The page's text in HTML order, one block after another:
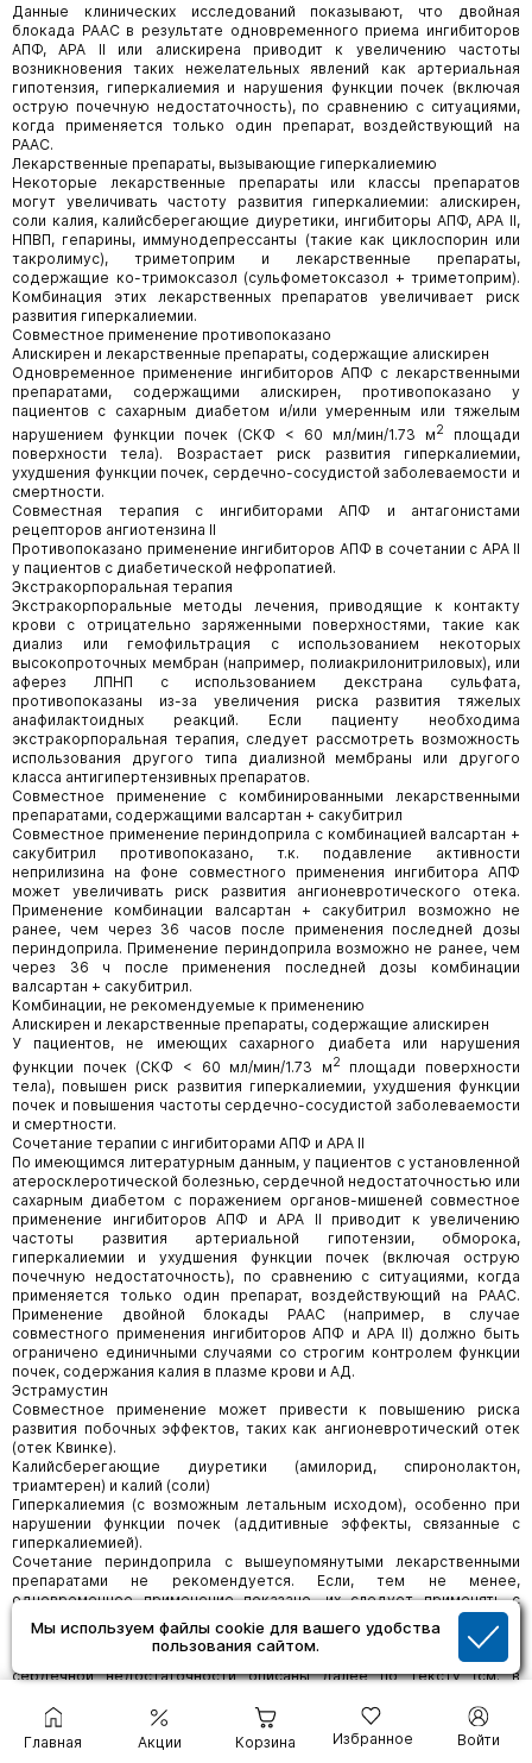
Мы используем файлы cookie для вашего удобства
пользования сайтом.
Главная Акции Корзина Избранное Войти
Данные клинических исследований показывают, что двойная
блокада РААС в результате одновременного приема ингибиторов
АПФ, АРА II или алискирена приводит к увеличению частоты
возникновения таких нежелательных явлений как артериальная
гипотензия, гиперкалиемия и нарушения функции почек (включая
острую почечную недостаточность), по сравнению с ситуациями,
когда применяется только один препарат, воздействующий на
РААС.
Лекарственные препараты, вызывающие гиперкалиемию
Некоторые лекарственные препараты или классы препаратов
могут увеличивать частоту развития гиперкалиемии: алискирен,
соли калия, калийсберегающие диуретики, ингибиторы АПФ, АРА II,
НПВП, гепарины, иммунодепрессанты (такие как циклоспорин или
такролимус), триметоприм и лекарственные препараты,
содержащие ко-тримоксазол (сульфометоксазол + триметоприм).
Комбинация этих лекарственных препаратов увеличивает риск
развития гиперкалиемии.
Совместное применение противопоказано
Алискирен и лекарственные препараты, содержащие алискирен
Одновременное применение ингибиторов АПФ с лекарственными
препаратами, содержащими алискирен, противопоказано у
пациентов с сахарным диабетом и/или умеренным или тяжелым
нарушением функции почек (СКФ < 60 мл/мин/1.73 м2
площади
поверхности тела). Возрастает риск развития гиперкалиемии,
ухудшения функции почек, сердечно-сосудистой заболеваемости и
смертности.
Совместная терапия с ингибиторами АПФ и антагонистами
рецепторов ангиотензина II
Противопоказано применение ингибиторов АПФ в сочетании с АРА II
у пациентов с диабетической нефропатией.
Экстракорпоральная терапия
Экстракорпоральные методы лечения, приводящие к контакту
крови с отрицательно заряженными поверхностями, такие как
диализ или гемофильтрация с использованием некоторых
высокопроточных мембран (например, полиакрилонитриловых), или
аферез ЛПНП с использованием декстрана сульфата,
противопоказаны из-за увеличения риска развития тяжелых
анафилактоидных реакций. Если пациенту необходима
экстракорпоральная терапия, следует рассмотреть возможность
использования другого типа диализной мембраны или другого
класса антигипертензивных препаратов.
Совместное применение с комбинированными лекарственными
препаратами, содержащими валсартан + сакубитрил
Совместное применение периндоприла с комбинацией валсартан +
сакубитрил противопоказано, т.к. подавление активности
неприлизина на фоне совместного применения ингибитора АПФ
может увеличивать риск развития ангионевротического отека.
Применение комбинации валсартан + сакубитрил возможно не
ранее, чем через 36 часов после применения последней дозы
периндоприла. Применение периндоприла возможно не ранее, чем
через 36 ч после применения последней дозы комбинации
валсартан + сакубитрил.
Комбинации, не рекомендуемые к применению
Алискирен и лекарственные препараты, содержащие алискирен
У пациентов, не имеющих сахарного диабета или нарушения
функции почек (СКФ < 60 мл/мин/1.73 м2
площади поверхности
тела), повышен риск развития гиперкалиемии, ухудшения функции
почек и повышения частоты сердечно-сосудистой заболеваемости
и смертности.
Сочетание терапии с ингибиторами АПФ и АРА II
По имеющимся литературным данным, у пациентов с установленной
атеросклеротической болезнью, сердечной недостаточностью или
сахарным диабетом с поражением органов-мишеней совместное
применение ингибиторов АПФ и АРА II приводит к увеличению
частоты развития артериальной гипотензии, обморока,
гиперкалиемии и ухудшения функции почек (включая острую
почечную недостаточность), по сравнению с ситуациями, когда
применяется только один препарат, воздействующий на РААС.
Применение двойной блокады РААС (например, в случае
совместного применения ингибиторов АПФ и АРА II) должно быть
ограничено единичными случаями со строгим контролем функции
почек, содержания калия в плазме крови и АД.
Эстрамустин
Совместное применение может привести к повышению риска
развития побочных эффектов, таких как ангионевротический отек
(отек Квинке).
Калийсберегающие диуретики (амилорид, спиронолактон,
триамтерен) и калий (соли)
Гиперкалиемия (с возможным летальным исходом), особенно при
нарушении функции почек (аддитивные эффекты, связанные с
гиперкалиемией).
Сочетание периндоприла с вышеупомянутыми лекарственными
препаратами не рекомендуется. Если, тем не менее,
одновременное применение показано, их следует применять с
соблюдением мер предосторожности и регулярным контролем
содержания калия в сыворотке крови.
Особенности применения спиронолактона при хронической
сердечной недостаточности описаны далее по тексту (см. в
внимания").
Ко-тримоксазол (сульфаметоксазол + триметоприм)
При совместном применении с ко-тримоксазолом